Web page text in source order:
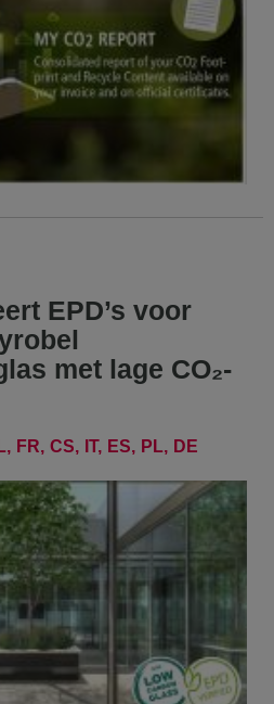
EPD’s voor
met lage CO₂-
FR CS IT ES PL DE